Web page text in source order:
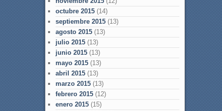
octubre 2015(14)
septiembre 2015(13)
agosto 2015(13)
julio 2015(13)
junio 2015(13)
mayo 2015(13)
abril 2015(13)
marzo 2015(13)
febrero 2015(12)
enero 2015(15)